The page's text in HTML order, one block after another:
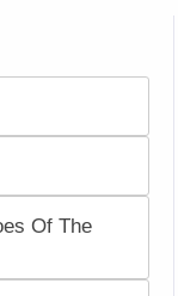
Of The